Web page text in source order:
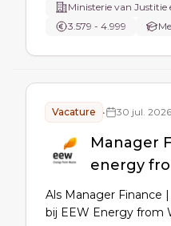
processen met het
boekhoudkwaliteit,
Ministerie van Justitie
3.579 - 4.999
Vacature • 30 jul. 2026
Manager
energy
Als Manager Finance
bij EEW Energy from